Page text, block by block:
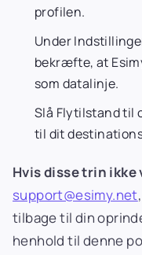
profilen.
Under
bekræfte, at
som datalinje.
Slå Flytilstand til
til dit
Hvis disse trin ikke
support@esimy.net
tilbage til din
henhold til denne